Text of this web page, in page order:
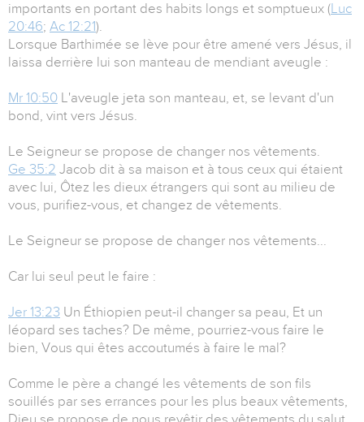
importants en portant des habits longs et somptueux (Luc
20:46; Ac 12:21).
Lorsque Barthimée se lève pour être amené vers Jésus, il
laissa derrière lui son manteau de mendiant aveugle :
Mr 10:50 L'aveugle jeta son manteau, et, se levant d'un
bond, vint vers Jésus.
Le Seigneur se propose de changer nos vêtements.
Ge 35:2 Jacob dit à sa maison et à tous ceux qui étaient
avec lui, Ôtez les dieux étrangers qui sont au milieu de
vous, purifiez-vous, et changez de vêtements.
Le Seigneur se propose de changer nos vêtements...
Car lui seul peut le faire :
Jer 13:23 Un Éthiopien peut-il changer sa peau, Et un
léopard ses taches? De même, pourriez-vous faire le
bien, Vous qui êtes accoutumés à faire le mal?
Comme le père a changé les vêtements de son fils
souillés par ses errances pour les plus beaux vêtements,